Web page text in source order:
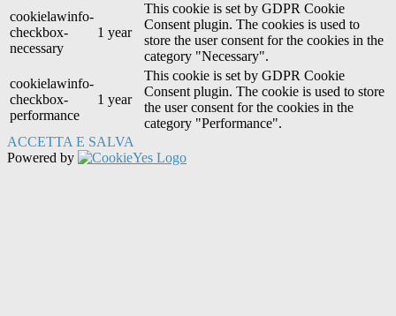
cookielawinfo-
checkbox-
necessary
1 year
This cookie is set by GDPR Cookie
Consent plugin. The cookies is used to
store the user consent for the cookies in the
category "Necessary".
cookielawinfo-
checkbox-
performance
1 year
This cookie is set by GDPR Cookie
Consent plugin. The cookie is used to store
the user consent for the cookies in the
category "Performance".
ACCETTA E SALVA
Powered by